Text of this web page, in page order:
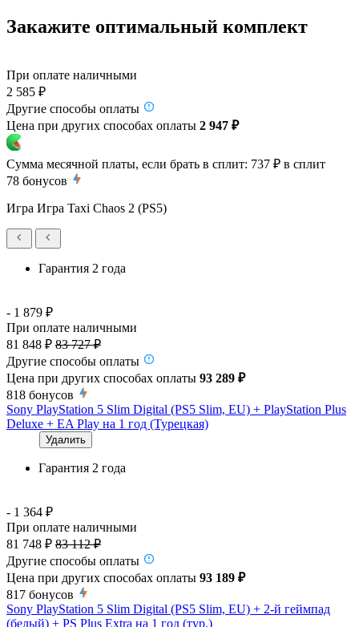
Закажите оптимальный комплект
При оплате наличными
2 585 ₽
Другие способы оплаты
Цена при других способах оплаты 2 947 ₽
Сумма месячной платы, если брать в сплит: 737 ₽ в сплит
78 бонусов
Игра Игра Taxi Chaos 2 (PS5)
Гарантия 2 года
- 1 879 ₽
При оплате наличными
81 848 ₽ 83 727 ₽
Другие способы оплаты
Цена при других способах оплаты 93 289 ₽
818 бонусов
Sony PlayStation 5 Slim Digital (PS5 Slim, EU) + PlayStation Plus
Deluxe + EA Play на 1 год (Турецкая)
Удалить
Гарантия 2 года
- 1 364 ₽
При оплате наличными
81 748 ₽ 83 112 ₽
Другие способы оплаты
Цена при других способах оплаты 93 189 ₽
817 бонусов
Sony PlayStation 5 Slim Digital (PS5 Slim, EU) + 2-й геймпад
(белый) + PS Plus Extra на 1 год (тур.)